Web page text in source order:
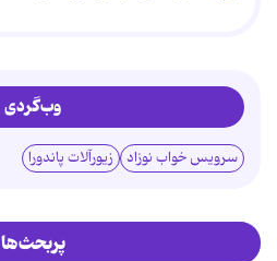
وب‌گردی
سرویس خواب نوزاد زیورآلات پاندورا
پربحث‌ها